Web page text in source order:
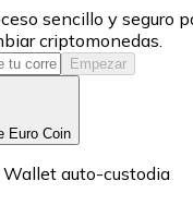
sencillo y seguro
criptomonedas.
Empezar
Euro Coin
Wallet auto-custodia